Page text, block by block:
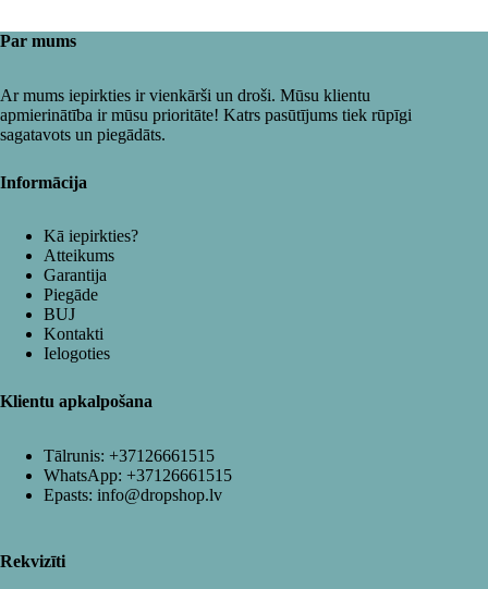
Par mums
Ar mums iepirkties ir vienkārši un droši. Mūsu klientu
apmierinātība ir mūsu prioritāte! Katrs pasūtījums tiek rūpīgi
sagatavots un piegādāts.
Informācija
Kā iepirkties?
Atteikums
Garantija
Piegāde
BUJ
Kontakti
Ielogoties
Klientu apkalpošana
Tālrunis: +37126661515
WhatsApp: +37126661515
Epasts: info@dropshop.lv
Rekvizīti